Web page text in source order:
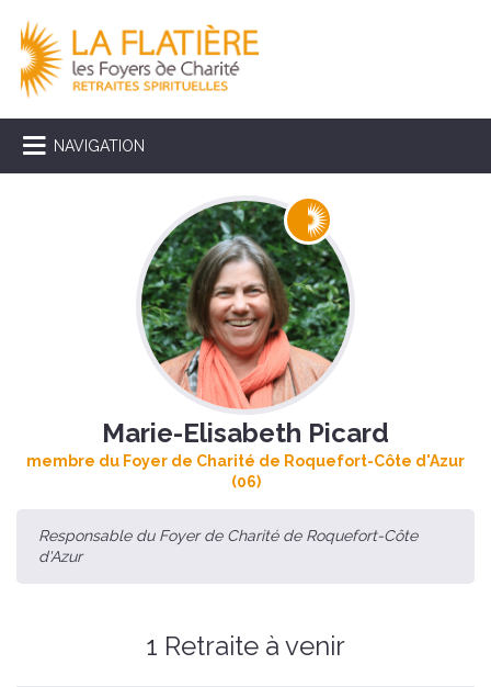
NAVIGATION
Marie-Elisabeth Picard
membre du Foyer de Charité de Roquefort-Côte d'Azur
(06)
Responsable du Foyer de Charité de Roquefort-Côte
d'Azur
1 Retraite à venir